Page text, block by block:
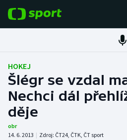
Fotbal
Hokej
Tenis
Atletika
HOKEJ
Šlégr se vzdal
Nechci dál
děje
obr
14. 6. 2013 | Zdroj: ČT24, ČTK, ČT sport